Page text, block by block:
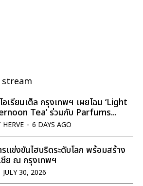
เรียนเต็ล กรุงเทพฯ เผยโฉม ‘Light
Tea’ ร่วมกับ Parfums...
- 6 DAYS AGO
รแข่งขันไฮบริดระดับโลก พร้อมสร้าง
ย ณ กรุงเทพฯ
JULY 30, 2026